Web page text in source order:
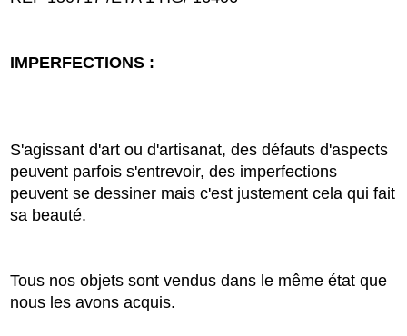
IMPERFECTIONS :
S'agissant d'art ou d'artisanat, des défauts d'aspects
peuvent parfois s'entrevoir, des imperfections
peuvent se dessiner mais c'est justement cela qui fait
sa beauté.
Tous nos objets sont vendus dans le même état que
nous les avons acquis.